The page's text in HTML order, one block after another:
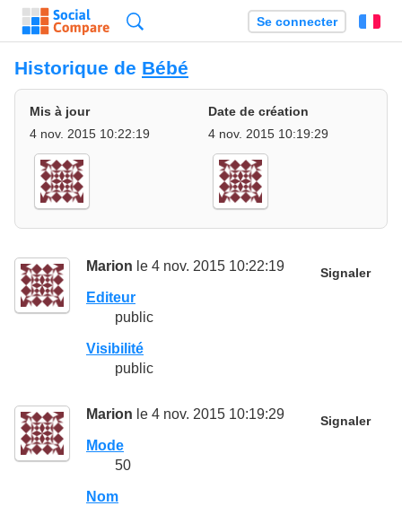
Se connecter
Historique de Bébé
Mis à jour
4 nov. 2015 10:22:19
Date de création
4 nov. 2015 10:19:29
Marion le 4 nov. 2015 10:22:19 Signaler
Editeur
public
Visibilité
public
Marion le 4 nov. 2015 10:19:29 Signaler
Mode
50
Nom